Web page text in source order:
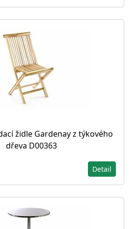
židle Gardenay z týkového
dřeva D00363
Detail